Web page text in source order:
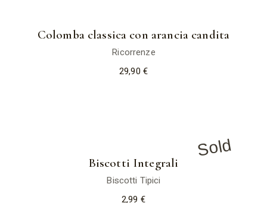
Colomba classica con arancia candita
Ricorrenze
29,90 €
Sold
Biscotti Integrali
Biscotti Tipici
2,99 €